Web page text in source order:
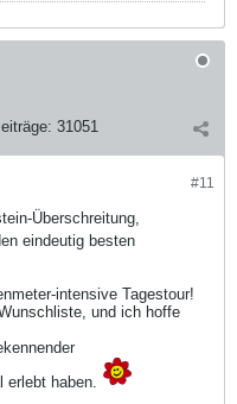
31051
#11
Überschreitung,
eindeutig besten
intensive Tagestour!
und ich hoffe
haben.